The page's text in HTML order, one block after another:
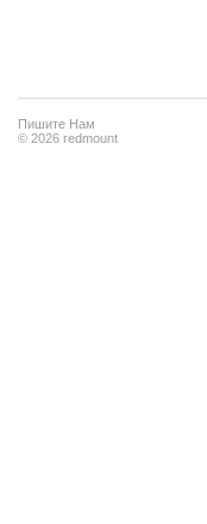
Пишите Нам
© 2026 redmount